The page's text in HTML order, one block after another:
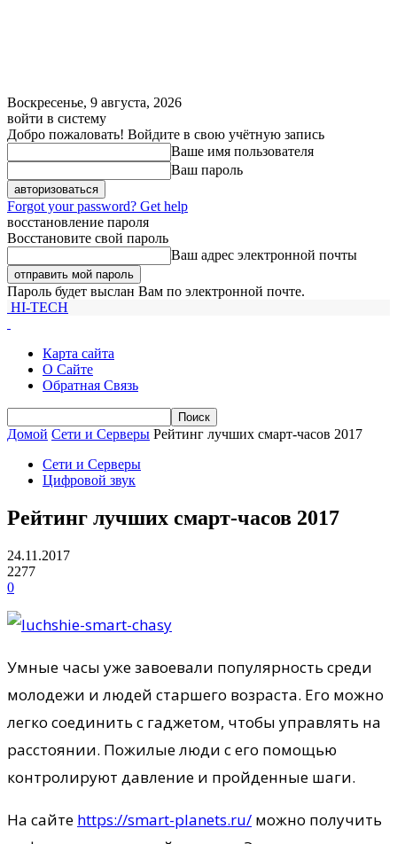
Воскресенье, 9 августа, 2026
войти в систему
Добро пожаловать! Войдите в свою учётную запись
Ваше имя пользователя
Ваш пароль
Forgot your password? Get help
восстановление пароля
Восстановите свой пароль
Ваш адрес электронной почты
Пароль будет выслан Вам по электронной почте.
HI-TECH
Карта сайта
О Сайте
Обратная Связь
Домой Сети и Серверы Рейтинг лучших смарт-часов 2017
Сети и Серверы
Цифровой звук
Рейтинг лучших смарт-часов 2017
24.11.2017
2277
0
Умные часы уже завоевали популярность среди
молодежи и людей старшего возраста. Его можно
легко соединить с гаджетом, чтобы управлять на
расстоянии. Пожилые люди с его помощью
контролируют давление и пройденные шаги.
На сайте https://smart-planets.ru/ можно получить